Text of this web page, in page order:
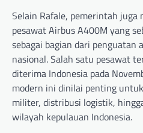
Selain Rafale, pemerintah juga
pesawat Airbus A400M yang
sebagai bagian dari penguatan
nasional. Salah satu pesawat
diterima Indonesia pada
modern ini dinilai penting
militer, distribusi logistik,
wilayah kepulauan Indonesia.